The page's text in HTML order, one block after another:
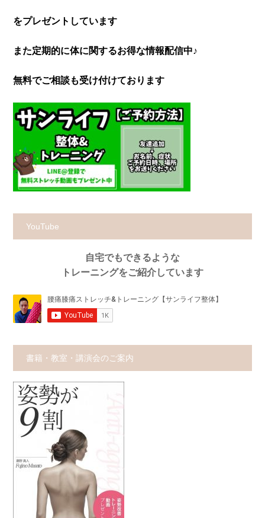
をプレゼントしています
また定期的に体に関するお得な情報配信中♪
無料でご相談も受け付けております
YouTube
自宅でもできるような
トレーニングをご紹介しています
書籍・教室・講演会のご案内